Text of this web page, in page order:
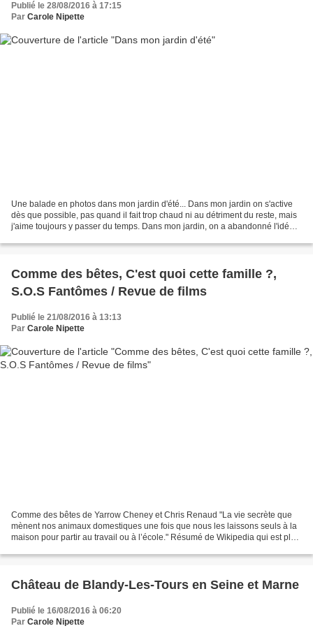
Publié le 28/08/2016 à 17:15
Par Carole Nipette
Une balade en photos dans mon jardin d'été... Dans mon jardin on s'active
dès que possible, pas quand il fait trop chaud ni au détriment du reste, mais
j'aime toujours y passer du temps. Dans mon jardin, on a abandonné l'idée
Comme des bêtes, C'est quoi cette famille ?,
S.O.S Fantômes / Revue de films
Publié le 21/08/2016 à 13:13
Par Carole Nipette
Comme des bêtes de Yarrow Cheney et Chris Renaud "La vie secrète que
mènent nos animaux domestiques une fois que nous les laissons seuls à la
maison pour partir au travail ou à l’école." Résumé de Wikipedia qui est plus
Château de Blandy-Les-Tours en Seine et Marne
Publié le 16/08/2016 à 06:20
Par Carole Nipette